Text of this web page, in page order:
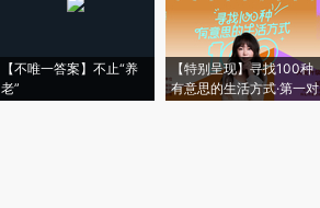
【不唯一答案】不止“养
老”
【特别呈现】寻找100种
有意思的生活方式·第一对